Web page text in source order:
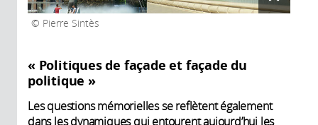
Pierre Sintès
« Politiques de façade et façade du
politique »
Les questions mémorielles se reflètent également
dans les dynamiques qui entourent aujourd’hui les